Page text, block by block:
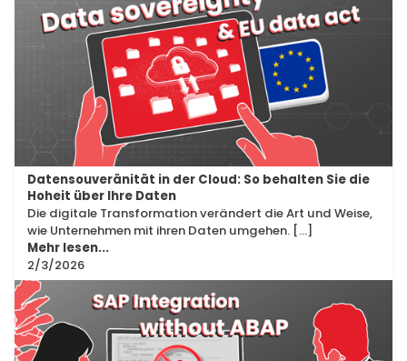
Technology
Datensouveränität in der Cloud: So behalten Sie die
Hoheit über Ihre Daten
Die digitale Transformation verändert die Art und Weise,
wie Unternehmen mit ihren Daten umgehen. [...]
Mehr lesen...
2/3/2026
Products
&
Technology